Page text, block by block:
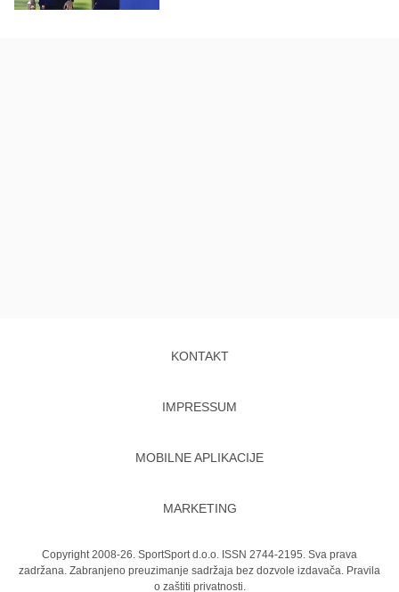
KONTAKT
IMPRESSUM
MOBILNE APLIKACIJE
MARKETING
Copyright 2008-26. SportSport d.o.o. ISSN 2744-2195. Sva prava
zadržana. Zabranjeno preuzimanje sadržaja bez dozvole izdavača. Pravila
o zaštiti privatnosti.